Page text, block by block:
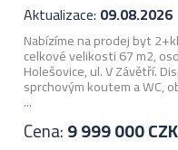
Aktualizace: 09.08.2026
Nabízíme na prodej byt
celkové velikosti 67 m2,
Holešovice, ul. V Závětří.
sprchovým koutem a WC,
...
Cena:9 999 000 CZK